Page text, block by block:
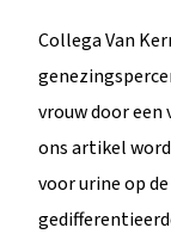
Collega Van
vrouw door
ons artikel
voor urine op